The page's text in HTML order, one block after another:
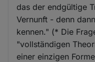
das der endgültige
Vernunft - denn
kennen." (* Die
"vollständigen
einer einzigen